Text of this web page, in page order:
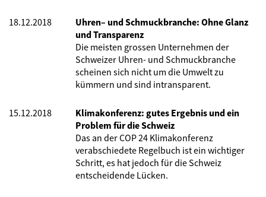
18.12.2018
Uhren– und Schmuckbranche: Ohne Glanz
und Transparenz
Die meisten grossen Unternehmen der
Schweizer Uhren- und Schmuckbranche
scheinen sich nicht um die Umwelt zu
kümmern und sind intransparent.
15.12.2018
Klimakonferenz: gutes Ergebnis und ein
Problem für die Schweiz
Das an der COP 24 Klimakonferenz
verabschiedete Regelbuch ist ein wichtiger
Schritt, es hat jedoch für die Schweiz
entscheidende Lücken.